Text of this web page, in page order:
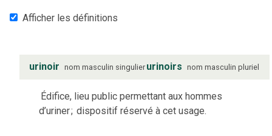
Afficher les définitions
urinoir nom masculin singulier urinoirs nom masculin pluriel
Édifice, lieu public permettant aux hommes
d’uriner; dispositif réservé à cet usage.